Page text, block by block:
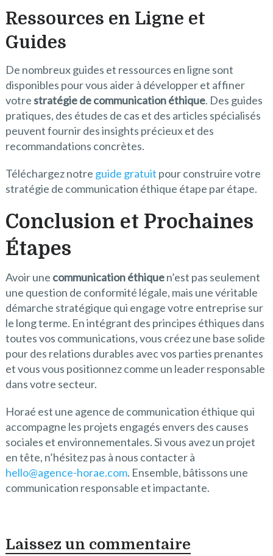
Ressources en Ligne et
Guides
De nombreux guides et ressources en ligne sont
disponibles pour vous aider à développer et affiner
votrestratégie de communication éthique. Des guides
pratiques, des études de cas et des articles spécialisés
peuvent fournir des insights précieux et des
recommandations concrètes.
Téléchargez notre guide gratuit pour construire votre
stratégie de communication éthique étape par étape.
Conclusion et Prochaines
Étapes
Avoir une communication éthiquen’est pas seulement
une question de conformité légale, mais une véritable
démarche stratégique qui engage votre entreprise sur
le long terme. En intégrant des principes éthiques dans
toutes vos communications, vous créez une base solide
pour des relations durables avec vos parties prenantes
et vous vous positionnez comme un leader responsable
dans votre secteur.
Horaé est une agence de communication éthique qui
accompagne les projets engagés envers des causes
sociales et environnementales. Si vous avez un projet
en tête, n’hésitez pas à nous contacter à
hello@agence-horae.com. Ensemble, bâtissons une
communication responsable et impactante.
Laissez un commentaire